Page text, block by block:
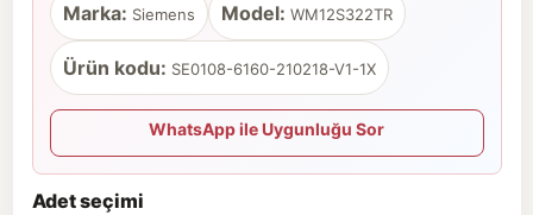
Marka: Siemens Model: WM12S322TR
Ürün kodu: SE0108-6160-210218-V1-1X
WhatsApp ile Uygunluğu Sor
Adet seçimi